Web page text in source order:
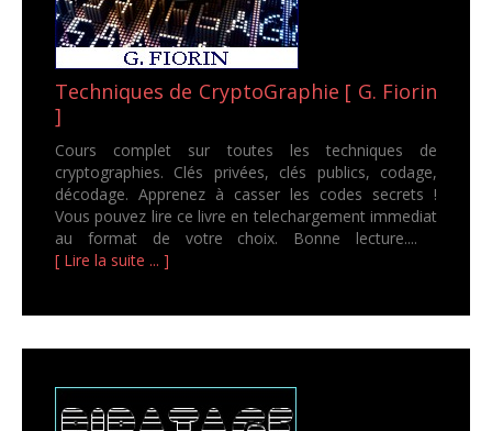
Techniques de CryptoGraphie [ G. Fiorin
]
Cours complet sur toutes les techniques de
cryptographies. Clés privées, clés publics, codage,
décodage. Apprenez à casser les codes secrets !
Vous pouvez lire ce livre en telechargement immediat
au format de votre choix. Bonne lecture....
[ Lire la suite ... ]